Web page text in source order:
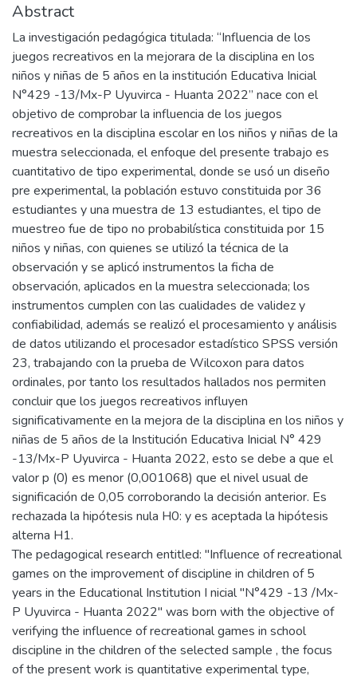
Abstract
La investigación pedagógica titulada: “Influencia de los
juegos recreativos en la mejorara de la disciplina en los
niños y niñas de 5 años en la institución Educativa Inicial
N°429 -13/Mx-P Uyuvirca - Huanta 2022” nace con el
objetivo de comprobar la influencia de los juegos
recreativos en la disciplina escolar en los niños y niñas de la
muestra seleccionada, el enfoque del presente trabajo es
cuantitativo de tipo experimental, donde se usó un diseño
pre experimental, la población estuvo constituida por 36
estudiantes y una muestra de 13 estudiantes, el tipo de
muestreo fue de tipo no probabilística constituida por 15
niños y niñas, con quienes se utilizó la técnica de la
observación y se aplicó instrumentos la ficha de
observación, aplicados en la muestra seleccionada; los
instrumentos cumplen con las cualidades de validez y
confiabilidad, además se realizó el procesamiento y análisis
de datos utilizando el procesador estadístico SPSS versión
23, trabajando con la prueba de Wilcoxon para datos
ordinales, por tanto los resultados hallados nos permiten
concluir que los juegos recreativos influyen
significativamente en la mejora de la disciplina en los niños y
niñas de 5 años de la Institución Educativa Inicial N° 429
-13/Mx-P Uyuvirca - Huanta 2022, esto se debe a que el
valor p (0) es menor (0,001068) que el nivel usual de
significación de 0,05 corroborando la decisión anterior. Es
rechazada la hipótesis nula H0: y es aceptada la hipótesis
alterna H1.
The pedagogical research entitled: "Influence of recreational
games on the improvement of discipline in children of 5
years in the Educational Institution I nicial ''N°429 -13 /Mx-
P Uyuvirca - Huanta 2022" was born with the objective of
verifying the influence of recreational games in school
discipline in the children of the selected sample , the focus
of the present work is quantitative experimental type,